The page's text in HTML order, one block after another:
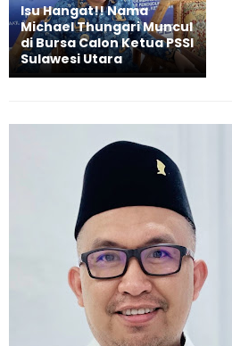
Isu Hangat!! Nama
Michael Thungari Muncul
di Bursa Calon Ketua PSSI
Sulawesi Utara